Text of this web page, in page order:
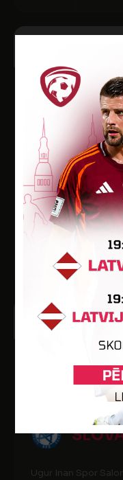
19
2010.gada UEFA
Palace of Culture
Min.
-
2 MAR
2008
Ugur Inan Spor